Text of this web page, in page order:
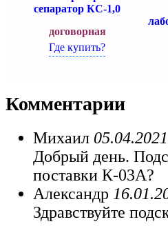
сепаратор КС-1,0
договорная
Где купить?
Комментарии
Михаил
Добрый день.
поставки К-03А?
Александр
Здравствуйте